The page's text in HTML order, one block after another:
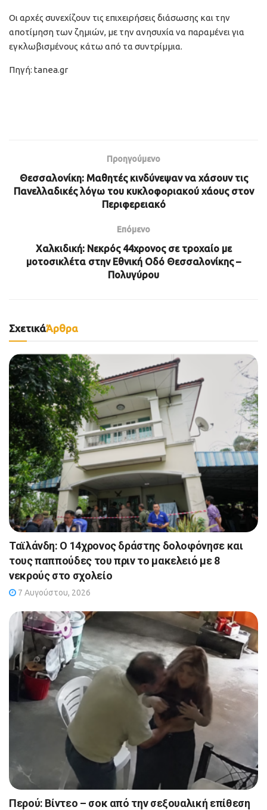
Οι αρχές συνεχίζουν τις επιχειρήσεις διάσωσης και την
αποτίμηση των ζημιών, με την ανησυχία να παραμένει για
εγκλωβισμένους κάτω από τα συντρίμμια.
Πηγή: tanea.gr
Προηγούμενο
Θεσσαλονίκη: Μαθητές κινδύνεψαν να χάσουν τις
Πανελλαδικές λόγω του κυκλοφοριακού χάους στον
Περιφερειακό
Επόμενο
Χαλκιδική: Νεκρός 44χρονος σε τροχαίο με
μοτοσικλέτα στην Εθνική Οδό Θεσσαλονίκης –
Πολυγύρου
ΣχετικάΆρθρα
Ταϊλάνδη: Ο 14χρονος δράστης δολοφόνησε και
τους παππούδες του πριν το μακελειό με 8
νεκρούς στο σχολείο
7 Αυγούστου, 2026
Περού: Βίντεο – σοκ από την σεξουαλική επίθεση